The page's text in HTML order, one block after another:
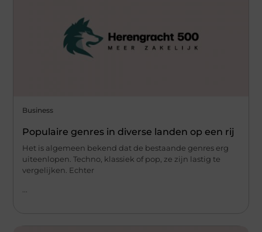
Business
Populaire genres in diverse landen op een rij
Het is algemeen bekend dat de bestaande genres erg
uiteenlopen. Techno, klassiek of pop, ze zijn lastig te
vergelijken. Echter